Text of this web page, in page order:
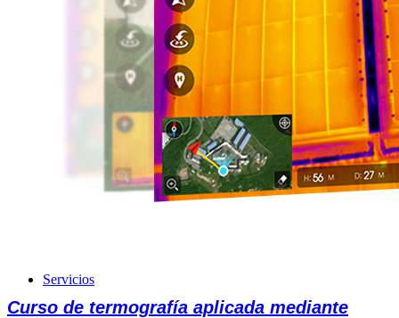
Servicios
Curso de termografía aplicada mediante